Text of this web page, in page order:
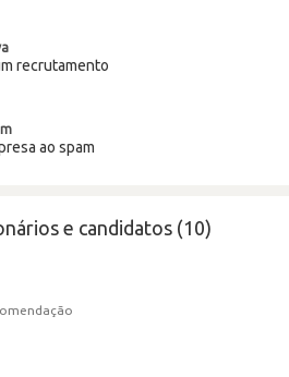
recrutamento
ao spam
e candidatos (10)